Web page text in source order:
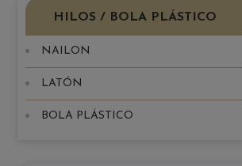
HILOS / BOLA PLÁSTICO
NAILON
LATÓN
BOLA PLÁSTICO